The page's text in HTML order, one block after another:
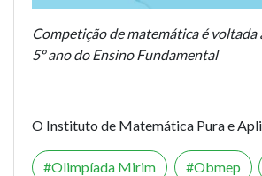
Competição de matemática é voltada
5º ano do Ensino Fundamental
O Instituto de Matemática Pura e
Olimpíada Mirim Obmep